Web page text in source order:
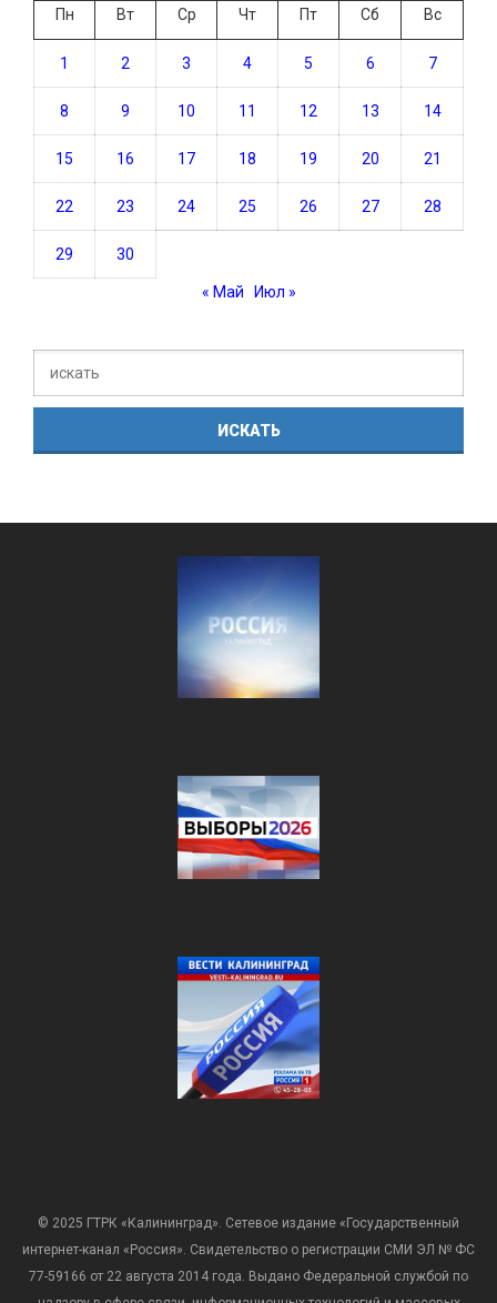
Пн
Вт Ср Чт Пт Сб Вс
1 2 3 4 5 6 7
8 9 10 11 12 13 14
15 16 17 18 19 20 21
22 23 24 25 26 27 28
29 30
« Май Июл »
© 2025 ГТРК «Калининград». Сетевое издание «Государственный
интернет-канал «Россия». Свидетельство о регистрации СМИ ЭЛ № ФС
77-59166 от 22 августа 2014 года. Выдано Федеральной службой по